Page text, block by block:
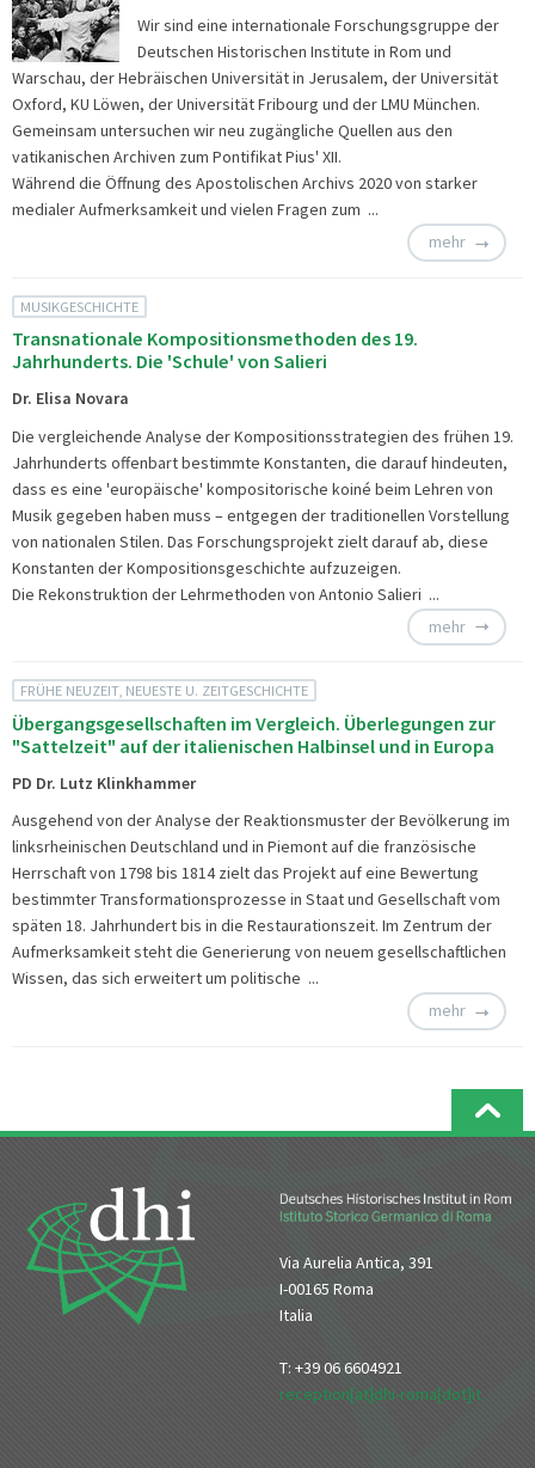
Wir sind eine internationale Forschungsgruppe der
Deutschen Historischen Institute in Rom und
Warschau, der Hebräischen Universität in Jerusalem, der Universität
Oxford, KU Löwen, der Universität Fribourg und der LMU München.
Gemeinsam untersuchen wir neu zugängliche Quellen aus den
vatikanischen Archiven zum Pontifikat Pius' XII.
Während die Öffnung des Apostolischen Archivs 2020 von starker
medialer Aufmerksamkeit und vielen Fragen zum ...
mehr
MUSIKGESCHICHTE
Transnationale Kompositionsmethoden des 19.
Jahrhunderts. Die 'Schule' von Salieri
Dr. Elisa Novara
Die vergleichende Analyse der Kompositionsstrategien des frühen 19.
Jahrhunderts offenbart bestimmte Konstanten, die darauf hindeuten,
dass es eine 'europäische' kompositorische koiné beim Lehren von
Musik gegeben haben muss – entgegen der traditionellen Vorstellung
von nationalen Stilen. Das Forschungsprojekt zielt darauf ab, diese
Konstanten der Kompositionsgeschichte aufzuzeigen.
Die Rekonstruktion der Lehrmethoden von Antonio Salieri ...
mehr
FRÜHE NEUZEIT, NEUESTE U. ZEITGESCHICHTE
Übergangsgesellschaften im Vergleich. Überlegungen zur
"Sattelzeit" auf der italienischen Halbinsel und in Europa
PD Dr. Lutz Klinkhammer
Ausgehend von der Analyse der Reaktionsmuster der Bevölkerung im
linksrheinischen Deutschland und in Piemont auf die französische
Herrschaft von 1798 bis 1814 zielt das Projekt auf eine Bewertung
bestimmter Transformationsprozesse in Staat und Gesellschaft vom
späten 18. Jahrhundert bis in die Restaurationszeit. Im Zentrum der
Aufmerksamkeit steht die Generierung von neuem gesellschaftlichen
Wissen, das sich erweitert um politische ...
mehr
Via Aurelia Antica, 391
I-00165 Roma
Italia
T: +39 06 6604921
reception[at]dhi-roma[dot]it